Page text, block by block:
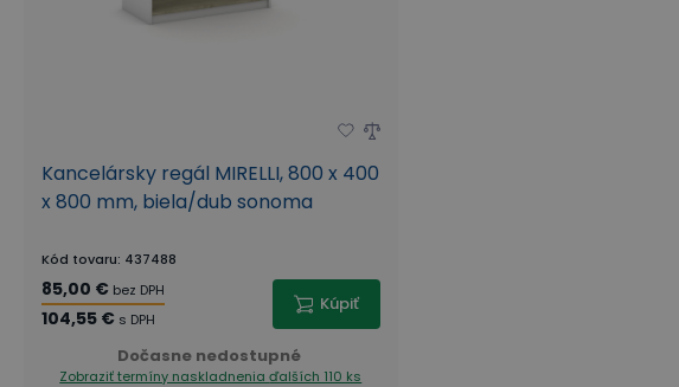
Kancelársky regál MIRELLI, 800 x 400
x 800 mm, biela/dub sonoma
Kód tovaru: 437488
85,00 € bez DPH
104,55 € s DPH
Kúpiť
Dočasne nedostupné
Zobraziť termíny naskladneniaďalších 110 ks